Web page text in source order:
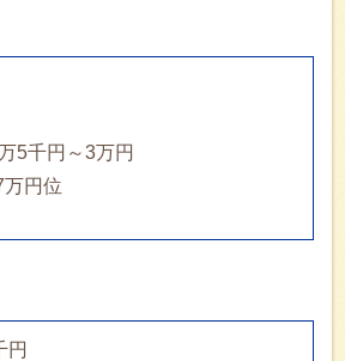
5千円～3万円
円位
円